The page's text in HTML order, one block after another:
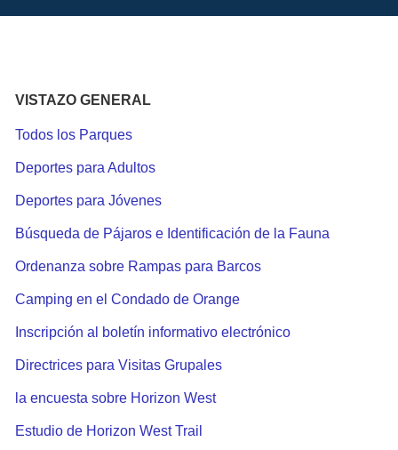
VISTAZO GENERAL
Todos los Parques
Deportes para Adultos
Deportes para Jóvenes
Búsqueda de Pájaros e Identificación de la Fauna
Ordenanza sobre Rampas para Barcos
Camping en el Condado de Orange
Inscripción al boletín informativo electrónico
Directrices para Visitas Grupales
la encuesta sobre Horizon West
Estudio de Horizon West Trail